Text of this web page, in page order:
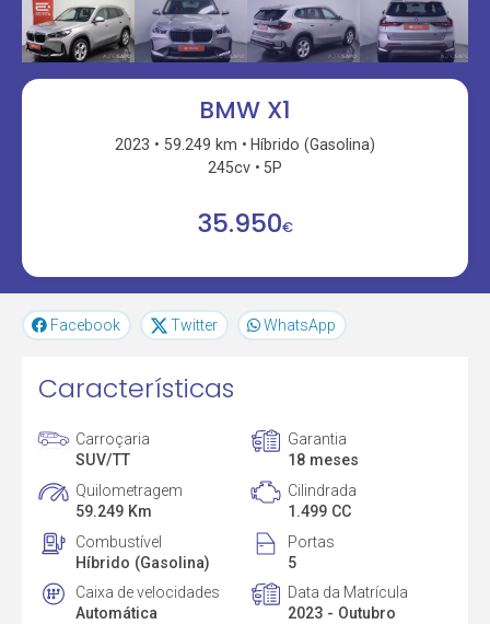
BMW X1
2023 59.249 km
Híbrido (Gasolina)
245cv
5P
35.950€
Facebook Twitter WhatsApp
Características
Carroçaria
SUV/TT
Garantia
18 meses
Quilometragem
59.249 Km
Cilindrada
1.499 CC
Combustível
Híbrido (Gasolina)
Portas
5
Caixa de velocidades
Automática
Data da Matrícula
2023 - Outubro